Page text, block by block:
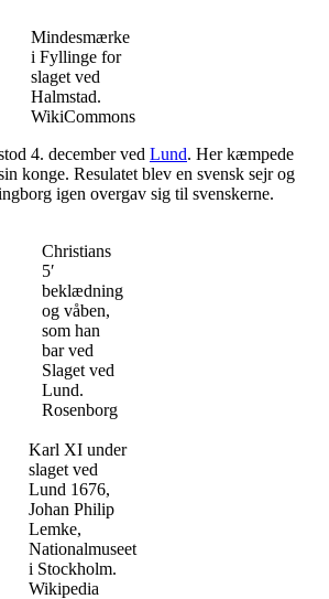
Mindesmærke
i Fyllinge for
slaget ved
Halmstad.
WikiCommons
4. december ved Lund. Her kæmpede
konge. Resulatet blev en svensk sejr og
igen overgav sig til svenskerne.
Christians
5′
beklædning
og våben,
som han
bar ved
Slaget ved
Lund.
Rosenborg
Karl XI under
slaget ved
Lund 1676,
Johan Philip
Lemke,
Nationalmuseet
i Stockholm.
Wikipedia